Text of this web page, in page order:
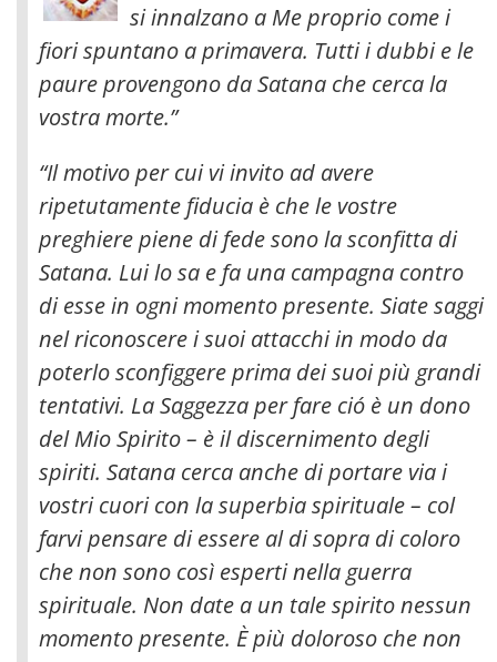
si innalzano a Me proprio come i
fiori spuntano a primavera. Tutti i dubbi e le
paure provengono da Satana che cerca la
vostra morte.”
“Il motivo per cui vi invito ad avere
ripetutamente fiducia è che le vostre
preghiere piene di fede sono la sconfitta di
Satana. Lui lo sa e fa una campagna contro
di esse in ogni momento presente. Siate saggi
nel riconoscere i suoi attacchi in modo da
poterlo sconfiggere prima dei suoi più grandi
tentativi. La Saggezza per fare ció è un dono
del Mio Spirito – è il discernimento degli
spiriti. Satana cerca anche di portare via i
vostri cuori con la superbia spirituale – col
farvi pensare di essere al di sopra di coloro
che non sono così esperti nella guerra
spirituale. Non date a un tale spirito nessun
momento presente. È più doloroso che non